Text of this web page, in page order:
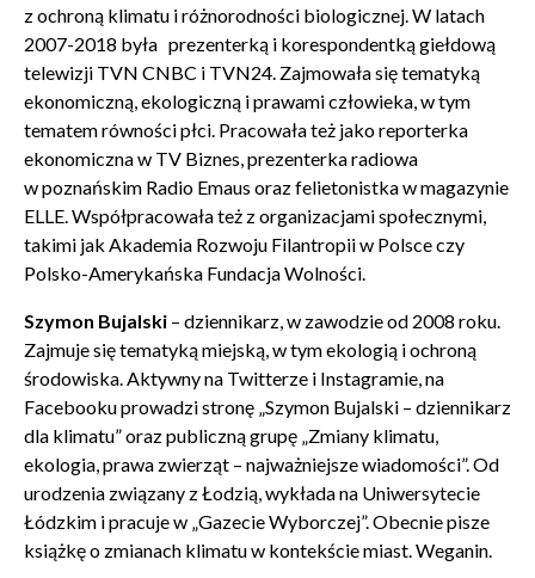
popup
Dołącz do newslettera
POTWIERDŹ ADRES EMAIL
Wyrażam zgodę na przetwarzanie danych osobowych
w celu skorzystania z usługi newsletter.
z ochroną klimatu i różnorodności biologicznej. W latach
2007-2018 była prezenterką i korespondentką giełdową
telewizji TVN CNBC i TVN24. Zajmowała się tematyką
ekonomiczną, ekologiczną i prawami człowieka, w tym
tematem równości płci. Pracowała też jako reporterka
ekonomiczna w TV Biznes, prezenterka radiowa
w poznańskim Radio Emaus oraz felietonistka w magazynie
ELLE. Współpracowała też z organizacjami społecznymi,
takimi jak Akademia Rozwoju Filantropii w Polsce czy
Polsko-Amerykańska Fundacja Wolności.
Szymon Bujalski – dziennikarz, w zawodzie od 2008 roku.
Zajmuje się tematyką miejską, w tym ekologią i ochroną
środowiska. Aktywny na Twitterze i Instagramie, na
Facebooku prowadzi stronę „Szymon Bujalski – dziennikarz
dla klimatu” oraz publiczną grupę „Zmiany klimatu,
ekologia, prawa zwierząt – najważniejsze wiadomości”. Od
urodzenia związany z Łodzią, wykłada na Uniwersytecie
Łódzkim i pracuje w „Gazecie Wyborczej”. Obecnie pisze
książkę o zmianach klimatu w kontekście miast. Weganin.